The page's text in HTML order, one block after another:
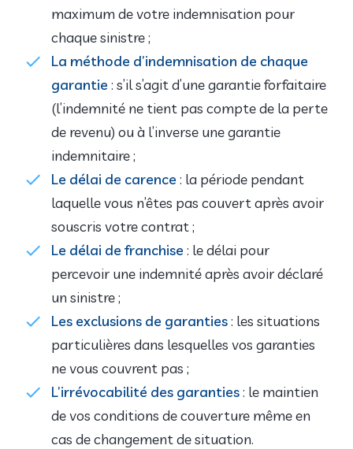
maximum de votre indemnisation pour
chaque sinistre ;
La méthode d’indemnisation de chaque
garantie : s’il s’agit d’une garantie forfaitaire
(l’indemnité ne tient pas compte de la perte
de revenu) ou à l’inverse une garantie
indemnitaire ;
Le délai de carence : la période pendant
laquelle vous n’êtes pas couvert après avoir
souscris votre contrat ;
Le délai de franchise : le délai pour
percevoir une indemnité après avoir déclaré
un sinistre ;
Les exclusions de garanties: les situations
particulières dans lesquelles vos garanties
ne vous couvrent pas ;
L’irrévocabilité des garanties: le maintien
de vos conditions de couverture même en
cas de changement de situation.